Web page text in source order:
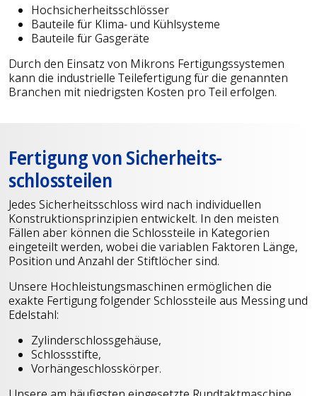
Hochsicherheitsschlösser
Bauteile für Klima- und Kühlsysteme
Bauteile für Gasgeräte
Durch den Einsatz von Mikrons Fertigungssystemen
kann die industrielle Teilefertigung für die genannten
Branchen mit niedrigsten Kosten pro Teil erfolgen.
Fertigung von Sicherheit­s­
schlossteilen
Jedes Sicherheitsschloss wird nach individuellen
Konstruktionsprinzipien entwickelt. In den meisten
Fällen aber können die Schlossteile in Kategorien
eingeteilt werden, wobei die variablen Faktoren Länge,
Position und Anzahl der Stiftlöcher sind.
Unsere Hochleistungsmaschinen ermöglichen die
exakte Fertigung folgender Schlossteile aus Messing und
Edelstahl:
Zylinderschlossgehäuse,
Schlossstifte,
Vorhängeschlosskörper.